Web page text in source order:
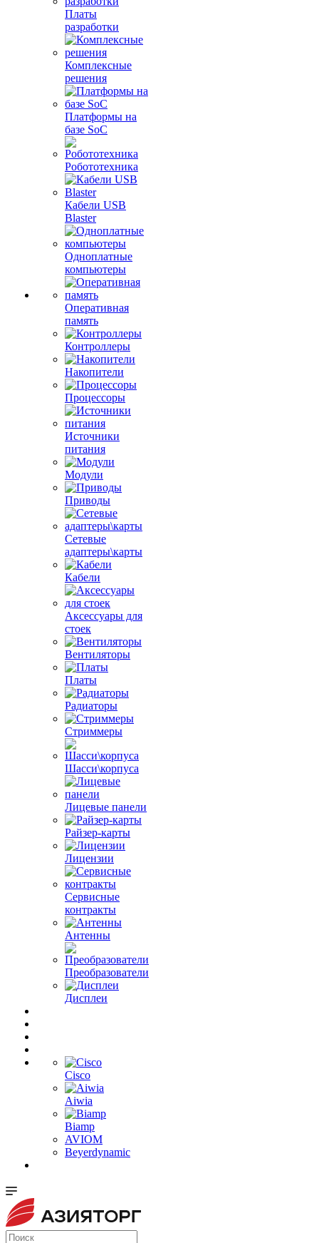
Платы
разработки
Комплексные
решения
Платформы на
базе SoC
Робототехника
Кабели USB
Blaster
Одноплатные
компьютеры
Оперативная
память
Контроллеры
Накопители
Процессоры
Источники
питания
Модули
Приводы
Сетевые
адаптеры\карты
Кабели
Аксессуары для
стоек
Вентиляторы
Платы
Радиаторы
Стриммеры
Шасси\корпуса
Лицевые панели
Райзер-карты
Лицензии
Сервисные
контракты
Антенны
Преобразователи
Дисплеи
Cisco
Aiwia
Biamp
AVIOM
Beyerdynamic